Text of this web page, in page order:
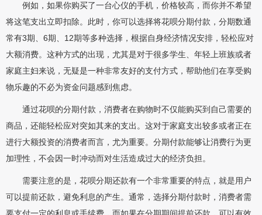
例如，如果你购买了一台心仪的手机，价格较高，而你并不希望
将这笔支出立即扣除。此时，你可以选择将花呗分期付款，分期数通
常有3期、6期、12期等多种选择，根据自身经济情况安排，轻松应对
大额消费。这种方式的出现，尤其是对于很多学生、年轻上班族或者
家庭主妇来说，无疑是一种非常友好的支付方式，帮助他们在享受购
物乐趣的不必为资金问题感到焦虑。
通过花呗的分期付款，消费者在购物时不仅能购买到自己需要的
商品，还能轻松应对突如其来的支出。这对于家庭支出较多或者正在
进行大额投资的消费者而言，尤为重要。分期付款能够让消费行为更
加理性，不会因一时冲动而对生活造成过大的经济负担。
需要注意的是，花呗分期还款有一个非常重要的特点，就是用户
可以提前还款，避免利息的产生。通常，选择分期付款时，消费者需